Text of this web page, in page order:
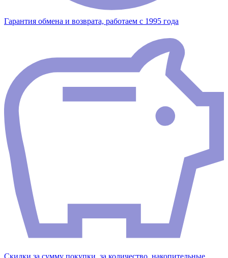
Гарантия обмена и возврата, работаем с 1995 года